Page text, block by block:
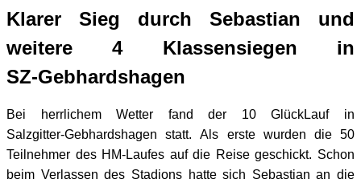
Klarer Sieg durch Sebastian und
weitere 4 Klassensiegen in
SZ-Gebhardshagen
Bei herrlichem Wetter fand der 10 GlückLauf in
Salzgitter-Gebhardshagen statt. Als erste wurden die 50
Teilnehmer des HM-Laufes auf die Reise geschickt. Schon
beim Verlassen des Stadions hatte sich Sebastian an die